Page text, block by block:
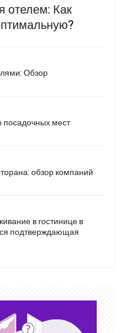
отелем: Как
Обзор
посадочных мест
обзор компаний
в гостинице в
подтверждающая